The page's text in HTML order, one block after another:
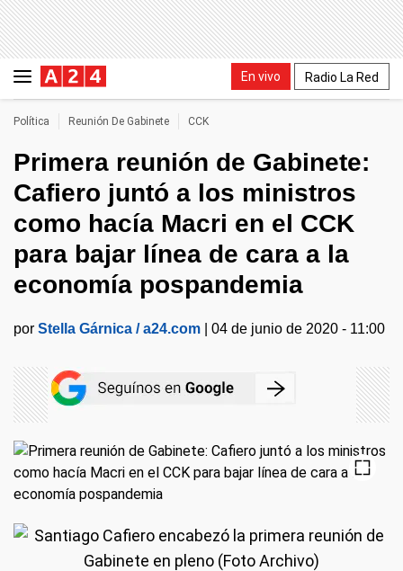
En vivo Radio La Red
Política Reunión De Gabinete CCK
Primera reunión de Gabinete:
Cafiero juntó a los ministros
como hacía Macri en el CCK
para bajar línea de cara a la
economía pospandemia
por Stella Gárnica / a24.com 04 de junio de 2020 - 11:00